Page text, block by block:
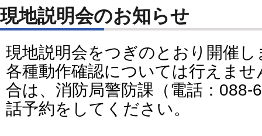
現地説明会のお知らせ
現地説明会をつぎのとおり開催
各種動作確認については行えま
合は、消防局警防課（電話：088-
話予約をしてください。